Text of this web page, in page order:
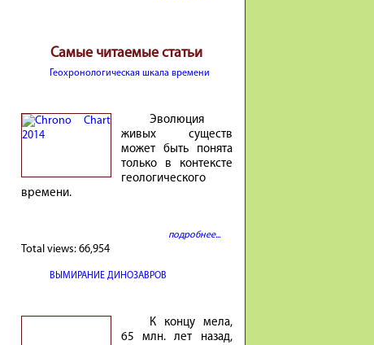
Самые читаемые статьи
Геохронологическая шкала времени
Эволюция
живых существ
может быть понята
только в контексте
геологического
времени.
подробнее...
Total views: 66,954
ВЫМИРАНИЕ ДИНОЗАВРОВ
К концу мела,
65 млн. лет на­зад,